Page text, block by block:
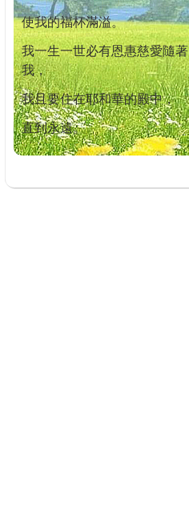
使我的福杯滿溢。
我一生一世必有恩惠慈愛隨著
我，
我且要住在耶和華的殿中，
直到永遠。